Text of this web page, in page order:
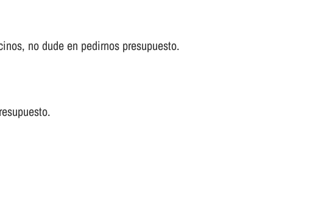
no dude en pedirnos presupuesto.